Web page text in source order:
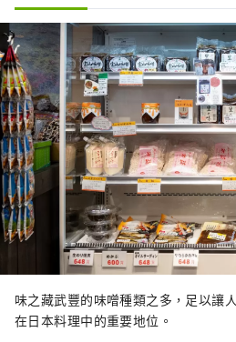
味之藏武豐的味噌種類之多，足以讓
在日本料理中的重要地位。